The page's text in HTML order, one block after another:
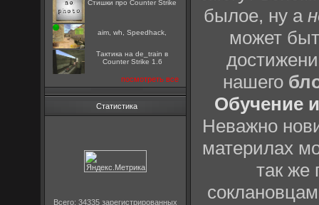
Стишки про Counter Strike
aim, wh, Speedhack,
Тактика на de_train в
Counter Strike 1.6
посмотреть все
Статистика
Всего: 34335 зарегистрированных
былое, ну а
может
нашего
Обучение
Неважно
материлах
так же